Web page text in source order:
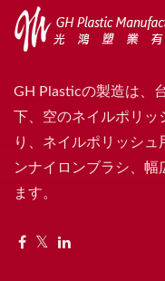
GH Plasticの製造は、
下、空のネイルポリ
り、ネイルポリッシ
ンナイロンブラシ、
ます。